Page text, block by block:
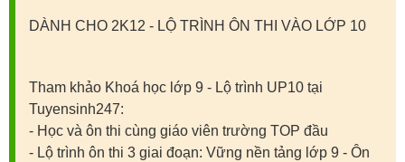
DÀNH CHO 2K12 - LỘ TRÌNH ÔN THI VÀO LỚP 10
Tham khảo Khoá học lớp 9 - Lộ trình UP10 tại
Tuyensinh247:
- Học và ôn thi cùng giáo viên trường TOP đầu
- Lộ trình ôn thi 3 giai đoạn: Vững nền tảng lớp 9 - Ôn